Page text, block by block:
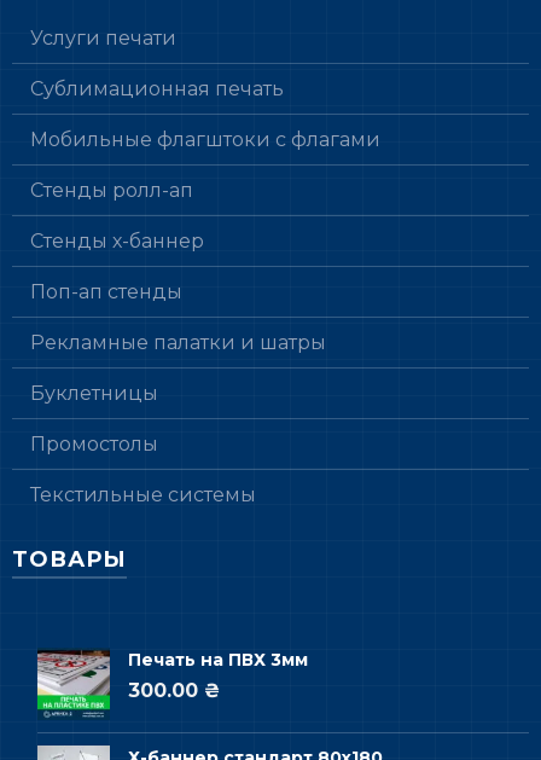
Услуги печати
Сублимационная печать
Мобильные флагштоки с флагами
Стенды ролл-ап
Стенды х-баннер
Поп-ап стенды
Рекламные палатки и шатры
Буклетницы
Промостолы
Текстильные системы
ТОВАРЫ
Печать на ПВХ 3мм
300.00 ₴